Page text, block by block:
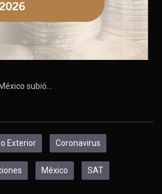
subió…
Exterior Coronavirus
México SAT